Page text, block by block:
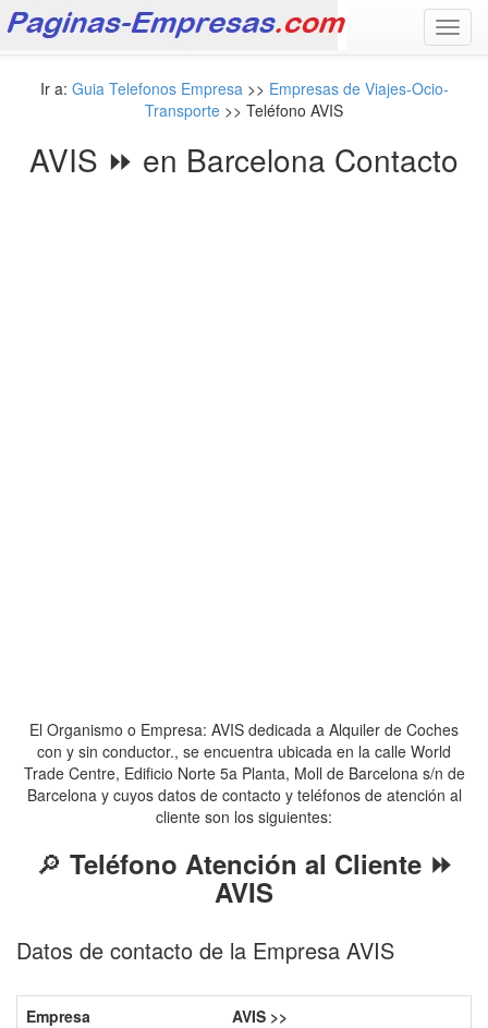
Ir a: Guia Telefonos Empresa>> Empresas de Viajes-Ocio-
Transporte >> Teléfono AVIS
AVIS ⏩ en Barcelona Contacto
El Organismo o Empresa: AVIS dedicada a Alquiler de Coches
con y sin conductor., se encuentra ubicada en la calle World
Trade Centre, Edificio Norte 5a Planta, Moll de Barcelona s/n de
Barcelona y cuyos datos de contacto y teléfonos de atención al
cliente son los siguientes:
🔎 Teléfono Atención al Cliente ⏩
AVIS
Datos de contacto de la Empresa AVIS
Empresa
AVIS >>